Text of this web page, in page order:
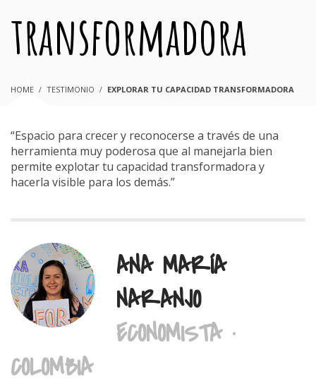
transformadora
HOME TESTIMONIO EXPLORAR TU CAPACIDAD TRANSFORMADORA
“Espacio para crecer y reconocerse a través de una
herramienta muy poderosa que al manejarla bien
permite explotar tu capacidad transformadora y
hacerla visible para los demás.”
ANA MARÍA
NARANJO
ECONOMISTA ·
COLOMBIA